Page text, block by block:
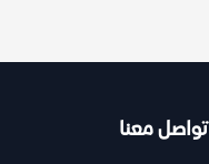
تواصل معنا